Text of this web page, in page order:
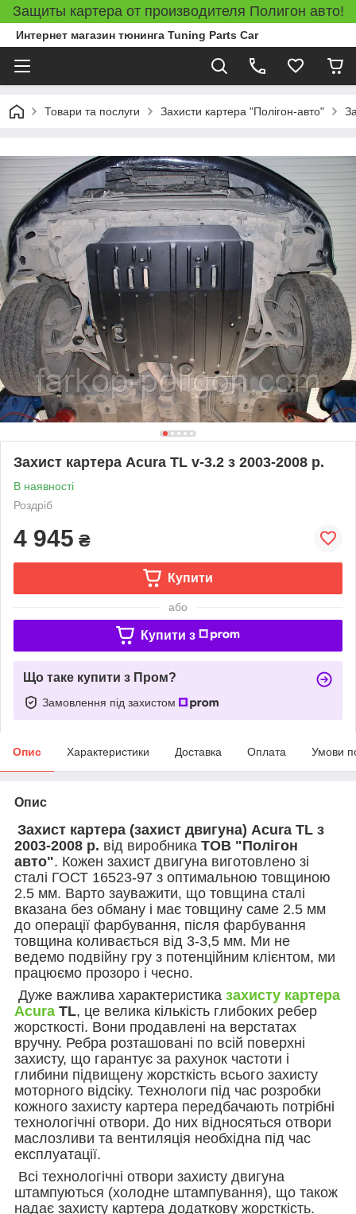
Защиты картера от производителя Полигон авто!
Интернет магазин тюнинга Tuning Parts Car
Товари та послуги Захисти картера "Полігон-авто"
Захист картера Acura TL v-3.2 з 2003-2008 р.
В наявності
Роздріб
4 945 ₴
Купити
або
Купити з
Що таке купити з Пром?
Замовлення під захистом
Опис Характеристики Доставка Оплата Умови
Опис
Захист картера (захист двигуна) Acura TL з
2003-2008 р. від виробника ТОВ "Полігон
авто". Кожен захист двигуна виготовлено зі
сталі ГОСТ 16523-97 з оптимальною товщиною
2.5 мм. Варто зауважити, що товщина сталі
вказана без обману і має товщину саме 2.5 мм
до операції фарбування, після фарбування
товщина коливається від 3-3,5 мм. Ми не
ведемо подвійну гру з потенційним клієнтом, ми
працюємо прозоро і чесно.
Дуже важлива характеристика захисту картера
Acura TL, це велика кількість глибоких ребер
жорсткості. Вони продавлені на верстатах
вручну. Ребра розташовані по всій поверхні
захисту, що гарантує за рахунок частоти і
глибини підвищену жорсткість всього захисту
моторного відсіку. Технологи під час розробки
кожного захисту картера передбачають потрібні
технологічні отвори. До них відносяться отвори
маслозливи та вентиляція необхідна під час
експлуатації.
Всі технологічні отвори захисту двигуна
штампуються (холодне штампування), що також
надає захисту картера додаткову жорсткість.